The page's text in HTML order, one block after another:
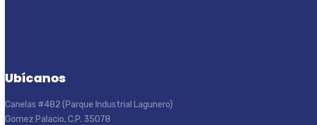
Ubícanos
Canelas #482 (Parque Industrial Lagunero)
Gomez Palacio, C.P. 35078